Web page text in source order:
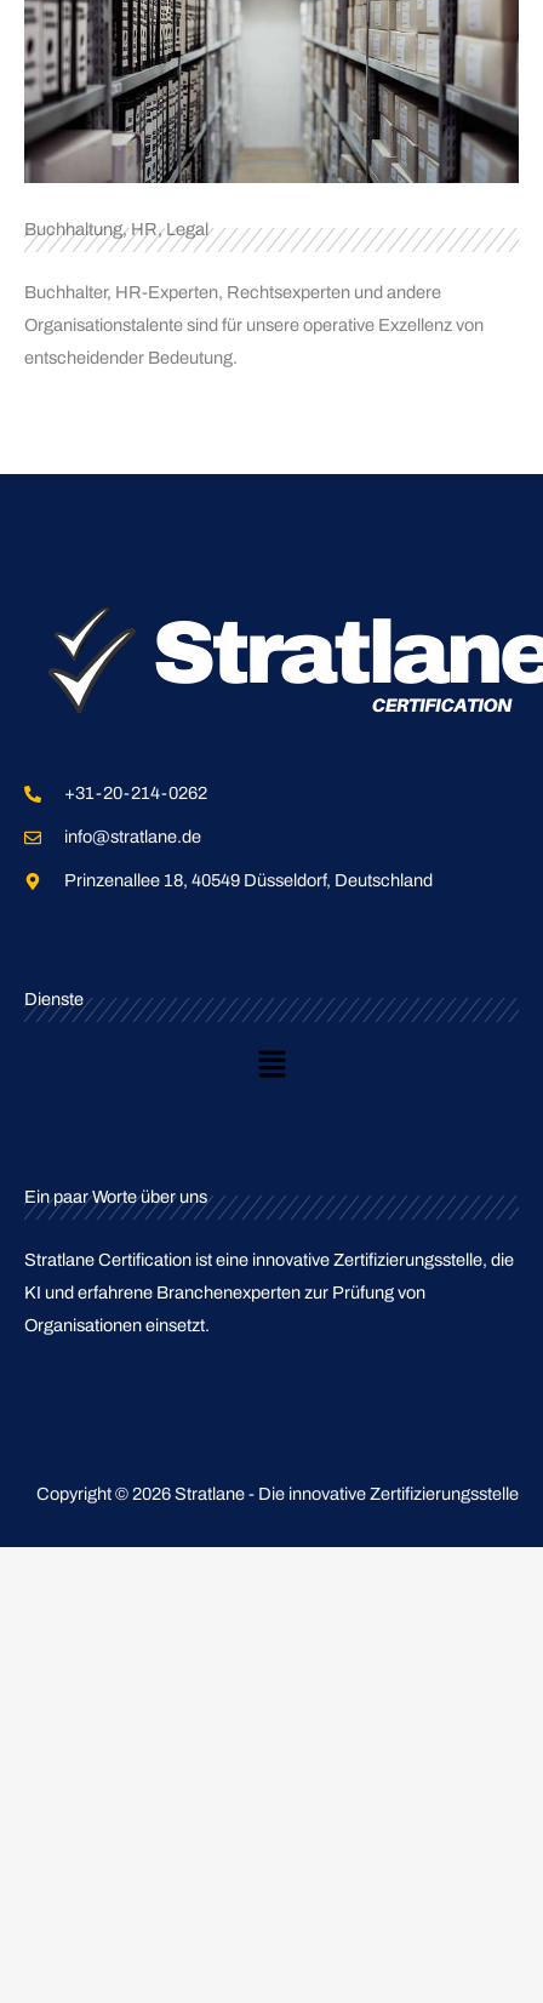
Buchhaltung, HR, Legal
Buchhalter, HR-Experten, Rechtsexperten und andere
Organisationstalente sind für unsere operative Exzellenz von
entscheidender Bedeutung.
+31-20-214-0262
info@stratlane.de
Prinzenallee 18, 40549 Düsseldorf, Deutschland
Dienste
Main
Ein paar Worte über uns
Stratlane Certification ist eine innovative Zertifizierungsstelle, die
KI und erfahrene Branchenexperten zur Prüfung von
Organisationen einsetzt.
Copyright © 2026 Stratlane - Die innovative Zertifizierungsstelle